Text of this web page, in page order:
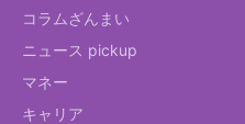
コラムざんまい
ニュース pickup
マネー
キャリア